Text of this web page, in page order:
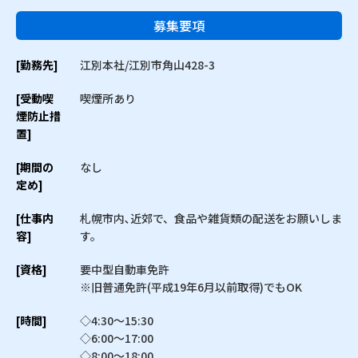
募集要項
[勤務先] 江別本社/江別市角山428-3
[受動喫
煙防止措
置]
喫煙所あり
[期間の
定め]
なし
[仕事内
容]
札幌市内､近郊で、食品や雑貨類の配送をお願いしま
す。
[資格]
要中型自動車免許
※旧普通免許(平成19年6月以前取得)でもOK
[時間]
◇4:30〜15:30
◇6:00〜17:00